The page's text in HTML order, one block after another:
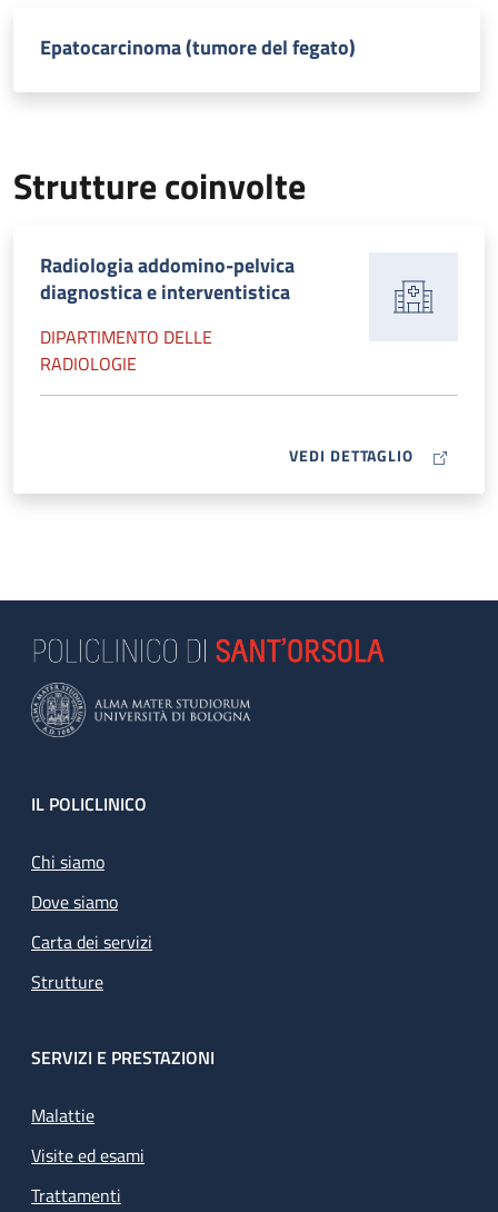
Epatocarcinoma (tumore del fegato)
Strutture coinvolte
Radiologia addomino-pelvica
diagnostica e interventistica
DIPARTIMENTO DELLE
RADIOLOGIE
VEDI DETTAGLIO MAP ICON
Footer
IL POLICLINICO
Chi siamo
Dove siamo
Carta dei servizi
Strutture
SERVIZI E PRESTAZIONI
Malattie
Visite ed esami
Trattamenti